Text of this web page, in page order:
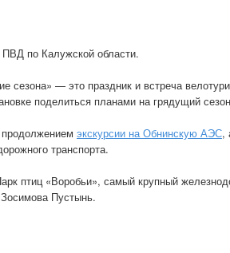
по Калужской области.
сезона» — это праздник и встреча
поделиться планами на грядущий
продолжением экскурсии на Обнинскую АЭС,
транспорта.
птиц «Воробьи», самый крупный
Пустынь.